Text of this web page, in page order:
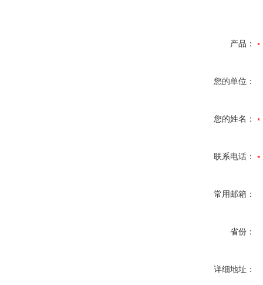
产品：
您的单位：
您的姓名：
联系电话：
常用邮箱：
省份：
详细地址：